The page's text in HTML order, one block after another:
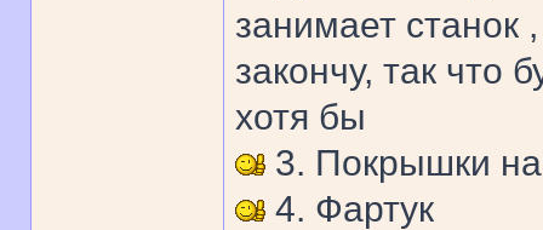
занимает станок
закончу, так что
хотя бы
3. Покрышки на
4. Фартук